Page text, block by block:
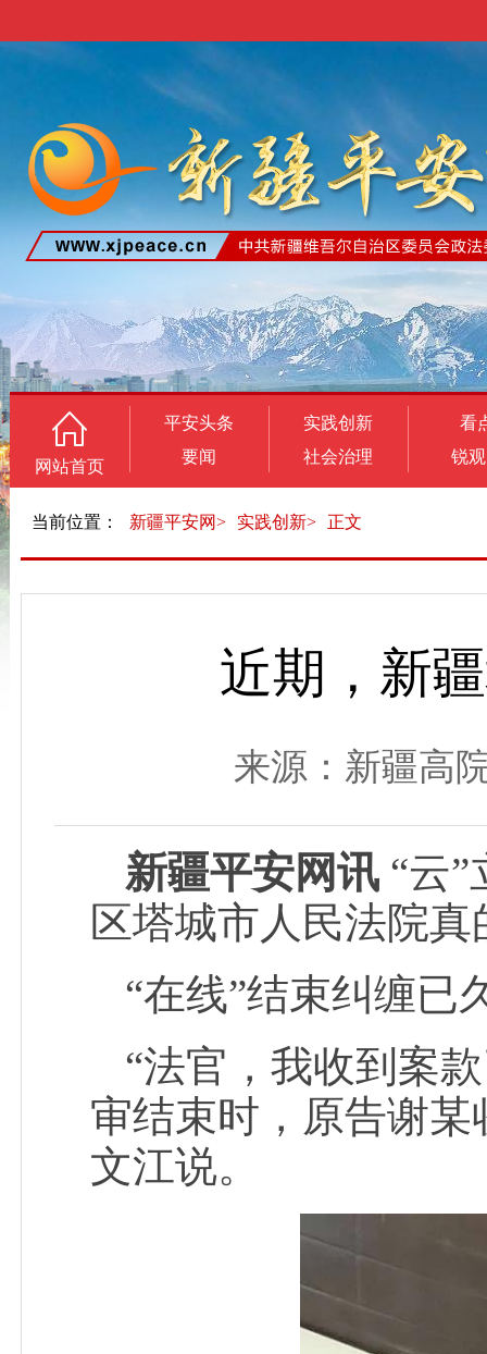
网站首页
平安头条
要闻
实践创新
社会治理
看
锐
当前位置： 新疆平安网> 实践创新> 正文
近期，新
来源：新疆高
新疆平安网讯 “云
区塔城市人民法院
“在线”结束纠缠已
“法官，我收到案
审结束时，原告谢
文江说。